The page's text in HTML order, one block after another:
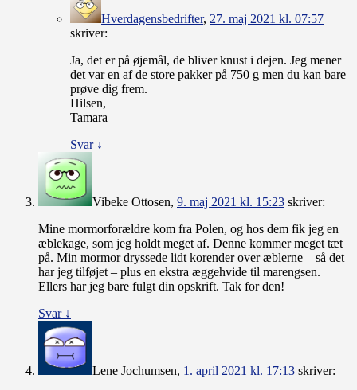
Hverdagensbedrifter, 27. maj 2021 kl. 07:57
skriver:
Ja, det er på øjemål, de bliver knust i dejen. Jeg mener
det var en af de store pakker på 750 g men du kan bare
prøve dig frem.
Hilsen,
Tamara
Svar ↓
Vibeke Ottosen, 9. maj 2021 kl. 15:23 skriver:
Mine mormorforældre kom fra Polen, og hos dem fik jeg en
æblekage, som jeg holdt meget af. Denne kommer meget tæt
på. Min mormor dryssede lidt korender over æblerne – så det
har jeg tilføjet – plus en ekstra æggehvide til marengsen.
Ellers har jeg bare fulgt din opskrift. Tak for den!
Svar ↓
Lene Jochumsen, 1. april 2021 kl. 17:13 skriver: